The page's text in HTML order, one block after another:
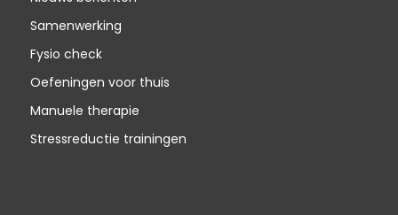
Samenwerking
Fysio check
Oefeningen voor thuis
Manuele therapie
Stressreductie trainingen